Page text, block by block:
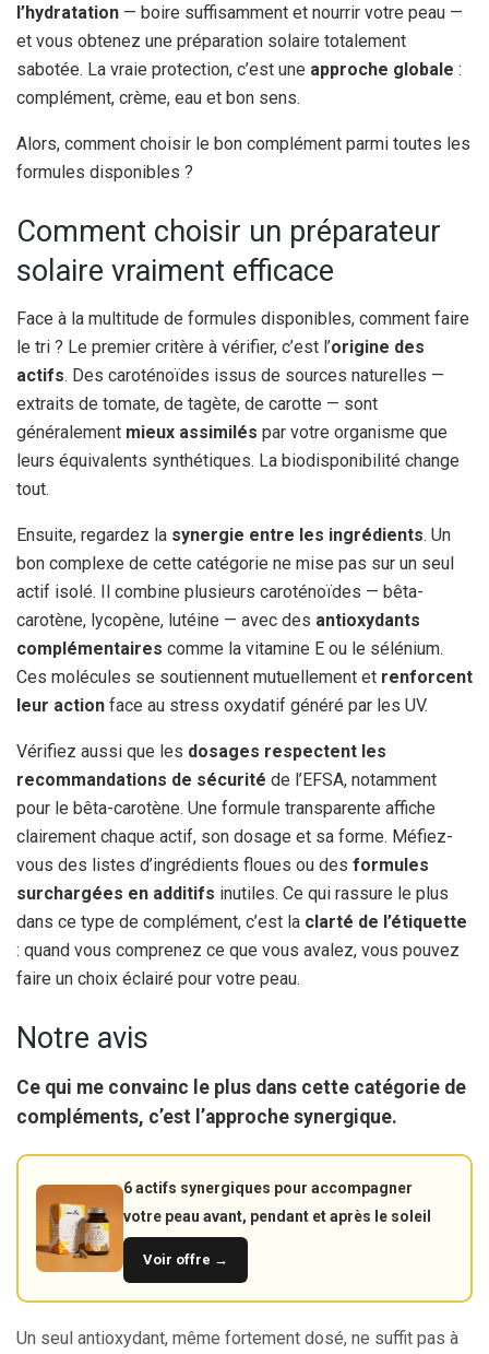
l’hydratation — boire suffisamment et nourrir votre peau —
et vous obtenez une préparation solaire totalement
sabotée. La vraie protection, c’est une approche globale :
complément, crème, eau et bon sens.
Alors, comment choisir le bon complément parmi toutes les
formules disponibles ?
Comment choisir un préparateur
solaire vraiment efficace
Face à la multitude de formules disponibles, comment faire
le tri ? Le premier critère à vérifier, c’est l’origine des
actifs. Des caroténoïdes issus de sources naturelles —
extraits de tomate, de tagète, de carotte — sont
généralement mieux assimilés par votre organisme que
leurs équivalents synthétiques. La biodisponibilité change
tout.
Ensuite, regardez la synergie entre les ingrédients. Un
bon complexe de cette catégorie ne mise pas sur un seul
actif isolé. Il combine plusieurs caroténoïdes — bêta-
carotène, lycopène, lutéine — avec des antioxydants
complémentaires comme la vitamine E ou le sélénium.
Ces molécules se soutiennent mutuellement et renforcent
leur action face au stress oxydatif généré par les UV.
Vérifiez aussi que les dosages respectent les
recommandations de sécurité de l’EFSA, notamment
pour le bêta-carotène. Une formule transparente affiche
clairement chaque actif, son dosage et sa forme. Méfiez-
vous des listes d’ingrédients floues ou des formules
surchargées en additifs inutiles. Ce qui rassure le plus
dans ce type de complément, c’est la clarté de l’étiquette
: quand vous comprenez ce que vous avalez, vous pouvez
faire un choix éclairé pour votre peau.
Notre avis
Ce qui me convainc le plus dans cette catégorie de
compléments, c’est l’approche synergique.
6 actifs synergiques pour accompagner
votre peau avant, pendant et après le soleil
Voir offre →
Un seul antioxydant, même fortement dosé, ne suffit pas à